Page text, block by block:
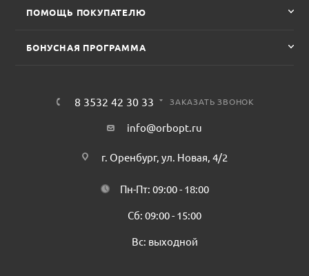
ПОМОЩЬ ПОКУПАТЕЛЮ
БОНУСНАЯ ПРОГРАММА
8 3532 42 30 33 ЗАКАЗАТЬ ЗВОНОК
info@orbopt.ru
г. Оренбург, ул. Новая, 4/2
Пн-Пт: 09:00 - 18:00
Сб: 09:00 - 15:00
Вс: выходной